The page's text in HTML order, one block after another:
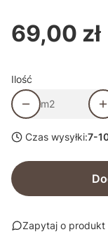
Cena
69,00 zł
Ilość
m2
Czas wysyłki:7-
Zapytaj o produkt